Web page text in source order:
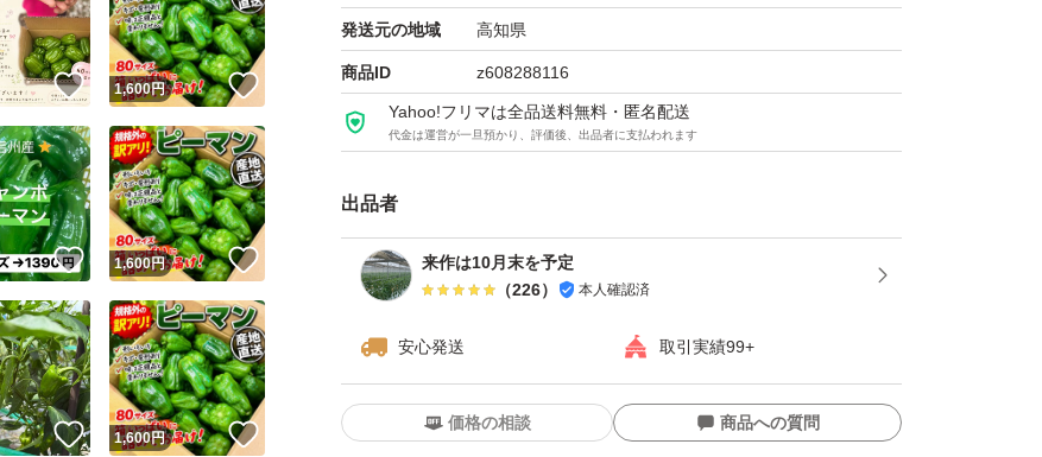
※商品の規格は「Ｂ品」や「C品」といってサイズや色（赤ピー
マンや赤黒い物も少し含まれます）が不揃いで形は悪いですが、
ピーマンは、カリウム、ビタミンC、ビタミンB6など、健康に良
い栄養素を多く含んでいます。そのままサラダにはもちろん、煮
冷蔵保存（野菜室）で2週間と長持ちするので、常備菜におすす
発送元の地域 高知県
商品ID z608288116
Yahoo!フリマは全品送料無料・匿名配送
代金は運営が一旦預かり、評価後、出品者に支払われます
出品者
来作は10月末を予定
（226） 本人確認済
安心発送 取引実績99+
価格の相談 商品への質問
いいね！
1,600円
いいね！
1,600円
いいね！
1,600円